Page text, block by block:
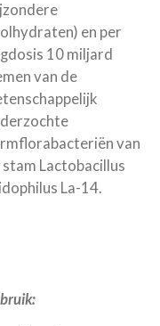
en per
10 miljard
van de
van
stam Lactobacillus
La-14.